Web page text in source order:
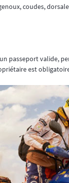
coudes,
passeport valide,
est